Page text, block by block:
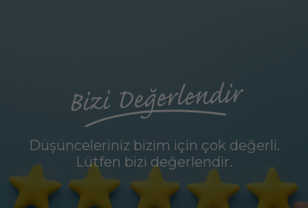
Bizi Değerlendir
Düşünceleriniz bizim için çok değerli.
Lütfen bizi değerlendir.